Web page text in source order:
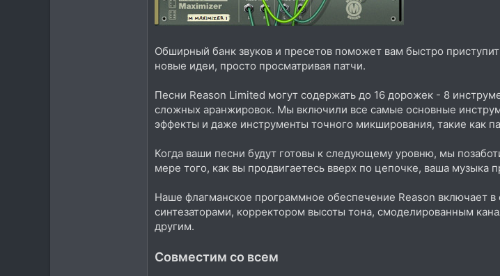
Обширный банк звуков и пресетов поможет вам быстро
новые идеи, просто просматривая патчи.
Песни Reason Limited могут содержать до 16 дорожек - 8
сложных аранжировок. Мы включили все самые основные
эффекты и даже инструменты точного микширования, такие как
Когда ваши песни будут готовы к следующему уровню, мы
мере того, как вы продвигаетесь вверх по цепочке, ваша
Наше флагманское программное обеспечение Reason включает
синтезаторами, корректором высоты тона, смоделированным
другим.
Совместим со всем